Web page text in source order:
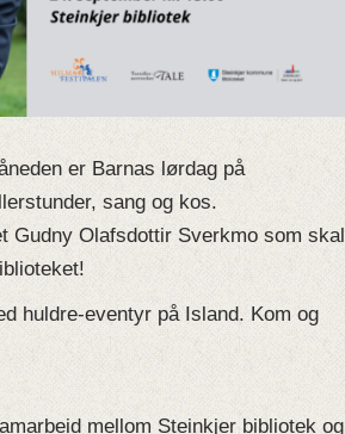
er Barnas lørdag på
sang og kos.
Gudny Olafsdottir Sverkmo som skal
huldre-eventyr på Island. Kom og
mellom Steinkjer bibliotek og